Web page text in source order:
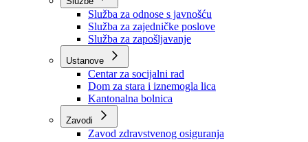
Organizacije
Službe
Služba za odnose s javnošću
Služba za zajedničke poslove
Služba za zapošljavanje
Ustanove
Centar za socijalni rad
Dom za stara i iznemogla lica
Kantonalna bolnica